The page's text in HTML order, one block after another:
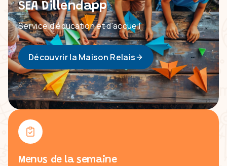
SEA Dillendapp
Service d'éducation et d'accueil
Découvrir la Maison Relais
Menus de la semaine